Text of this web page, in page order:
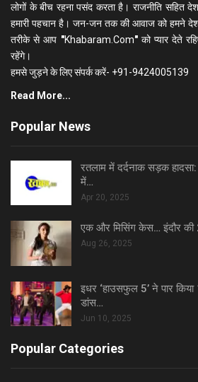
लोगों के बीच रहना पसंद करता है। राजनीति सहित
हमारी पहचान है। जन-जन तक की आवाज को हमने
तरीके से आप "Khabaram.Com"को प्यार देते
रहेंगे।
हमसे जुड़ने के लिए संपर्क करें- +91-9424005139
Read More...
Popular News
रतलाम में दर्दनाक सड़क
में…
Apr 20, 2025
एक और मिसिंग केस… इंदौर की
Aug 26, 2025
इधर ‘हाउसफुल 5’ ने पार
डांस…
Jun 10, 2025
Popular Categories